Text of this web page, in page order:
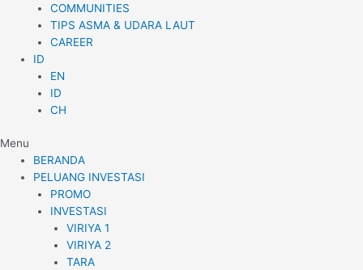
COMMUNITIES
TIPS ASMA & UDARA LAUT
CAREER
ID
EN
ID
CH
Menu
BERANDA
PELUANG INVESTASI
PROMO
INVESTASI
VIRIYA 1
VIRIYA 2
TARA